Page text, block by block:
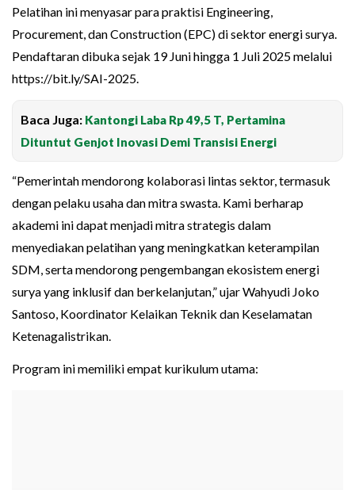
Pelatihan ini menyasar para praktisi Engineering,
Procurement, dan Construction (EPC) di sektor energi surya.
Pendaftaran dibuka sejak 19 Juni hingga 1 Juli 2025 melalui
https://bit.ly/SAI-2025.
Baca Juga: Kantongi Laba Rp 49,5 T, Pertamina
Dituntut Genjot Inovasi Demi Transisi Energi
“Pemerintah mendorong kolaborasi lintas sektor, termasuk
dengan pelaku usaha dan mitra swasta. Kami berharap
akademi ini dapat menjadi mitra strategis dalam
menyediakan pelatihan yang meningkatkan keterampilan
SDM, serta mendorong pengembangan ekosistem energi
surya yang inklusif dan berkelanjutan,” ujar Wahyudi Joko
Santoso, Koordinator Kelaikan Teknik dan Keselamatan
Ketenagalistrikan.
Program ini memiliki empat kurikulum utama: